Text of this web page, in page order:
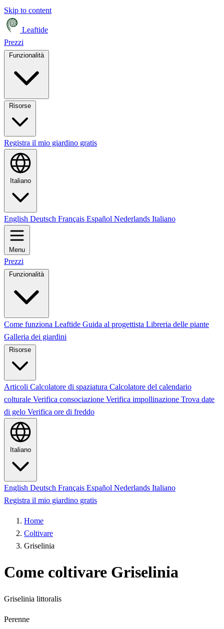
Skip to content
Leaftide
Prezzi
Funzionalità
Registra il mio giardino gratis
Italiano
English Deutsch Français Español Nederlands Italiano
Menu
Prezzi
Funzionalità
Come funziona Leaftide Guida al progettista Libreria delle piante
Galleria dei giardini
Risorse
Articoli Calcolatore di spaziatura Calcolatore del calendario
colturale Verifica consociazione Verifica impollinazione Trova date
di gelo Verifica ore di freddo
Italiano
English Deutsch Français Español Nederlands Italiano
Registra il mio giardino gratis
Home
Coltivare
Griselinia
Come coltivare Griselinia
Griselinia littoralis
Perenne